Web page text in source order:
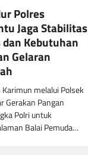
Polres
Jaga Stabilitas
Kebutuhan
Gelaran
melalui Polsek
Gerakan Pangan
Polri untuk
Balai Pemuda…